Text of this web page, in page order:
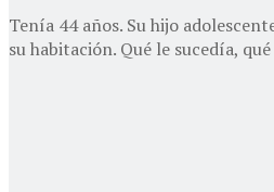
Tenía 44 años. Su hijo
su habitación. Qué le sucedía, qué